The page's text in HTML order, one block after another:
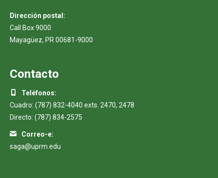
Dirección postal:
Call Box 9000
Mayagüez, PR 00681-9000
Contacto
Teléfonos:
Cuadro: (787) 832-4040 exts. 2470, 2478
Directo: (787) 834-2575
Correo-e:
saga@uprm.edu